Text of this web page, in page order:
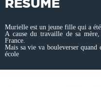
RÉSUMÉ
Murielle est un jeune fille qui a
A cause du travaille de sa
France.
Mais sa vie va bouleverser
école